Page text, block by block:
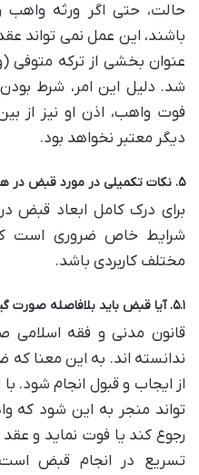
حالت، حتی اگر ورثه
باشند، این عمل نمی تواند
عنوان بخشی از ترکه
شد. دلیل این امر، شرط
فوت واهب، اذن او نیز از
دیگر معتبر نخواهد بود.
۵. نکات تکمیلی در مورد قبض در هبه
برای درک کامل ابعاد قبض
شرایط خاص ضروری است
مختلف کاربردی باشد.
۵.۱. آیا قبض باید بلافاصله صورت گیرد؟
قانون مدنی و فقه اسلامی
ندانسته اند. به این معنا
از ایجاب و قبول انجام شود.
تواند منجر به این شود که
رجوع کند یا فوت نماید و
تسریع در انجام قبض است